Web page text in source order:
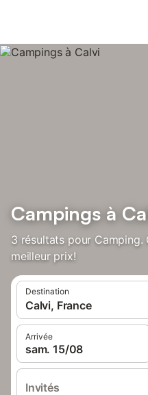
Campings à
3 résultats pour
meilleur prix!
Destination
Calvi, France
Arrivée
sam. 15/08
Invités